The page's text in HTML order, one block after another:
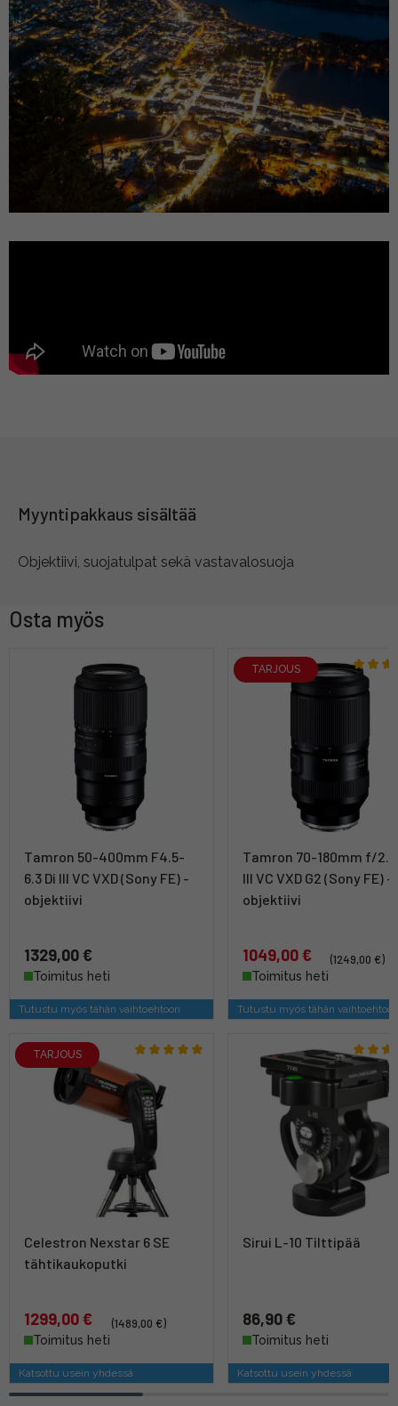
Myyntipakkaus sisältää
Objektiivi, suojatulpat sekä vastavalosuoja
Osta myös
Tamron 50-400mm F4.5-
6.3 Di III VC VXD (Sony FE) -
objektiivi
1329,00 €
Toimitus heti
Tutustu myös tähän vaihtoehtoon
TARJOUS
Tamron 70-180mm f/2.8
III VC VXD G2 (Sony FE) -
objektiivi
1049,00 €
(1249,00 €)
Toimitus heti
Tutustu myös tähän
TARJOUS
Celestron Nexstar 6 SE
tähtikaukoputki
1299,00 €
(1489,00 €)
Toimitus heti
Katsottu usein yhdessä
Sirui L-10 Tilttipää
86,90 €
Toimitus heti
Katsottu usein yhdessä